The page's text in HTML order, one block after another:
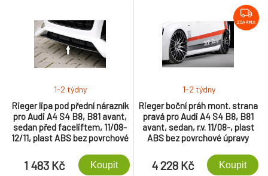
Rieger lipa pod přední nárazník
pro Audi A4 S4 B8, B81 avant,
sedan před faceliftem, 11/08-
12/11, plast ABS bez povrchové
Rieger obj. kód K
00055524/25/26/27
1-2 týdny
1 483 Kč Koupit
ZDARMA
Rieger boční práh mont. strana
pravá pro Audi A4 S4 B8, B81
avant, sedan, r.v. 11/08-, plast
ABS bez povrchové úpravy
1-2 týdny
4 228 Kč Koupit